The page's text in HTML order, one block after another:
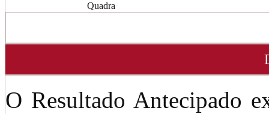
Quadra
O Resultado Antecipado